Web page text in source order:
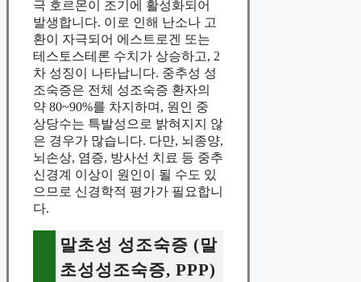
극 호르몬이 조기에 활성화되어
발생합니다. 이로 인해 난소나 고
환이 자극되어 에스트로겐 또는
테스토스테론 수치가 상승하고, 2
차 성징이 나타납니다. 중추성 성
조숙증은 전체 성조숙증 환자의
약 80~90%를 차지하며, 원인 중
상당수는 특발성으로 밝혀지지 않
은 경우가 많습니다. 다만, 뇌종양,
뇌손상, 염증, 방사선 치료 등 중추
신경계 이상이 원인이 될 수도 있
으므로 신경학적 평가가 필요합니
다.
말초성 성조숙증 (말
초성성조숙증, PPP)